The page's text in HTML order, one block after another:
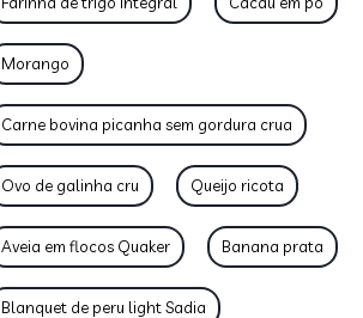
Morango
Carne bovina picanha sem gordura crua
Ovo de galinha cru Queijo ricota
Aveia em flocos Quaker Banana prata
Blanquet de peru light Sadia